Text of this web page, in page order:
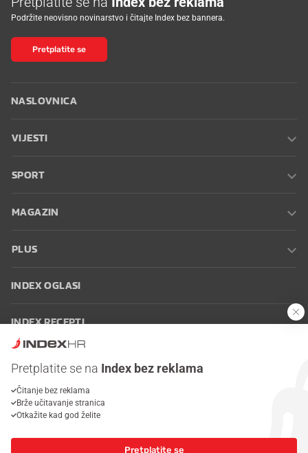
Podržite neovisno novinarstvo i čitajte Index bez bannera.
Pretplatite se
NASLOVNICA
VIJESTI
SPORT
MAGAZIN
PLUS
INDEX OGLASI
INDEX RECEPTI
Oglašavanje Zaposli se na Indexu
korištenja
Postavke kolačića
Pretplatite se na Index bez reklama
Čitanje bez reklama
Brže učitavanje stranica
Otkažite kad god želite
Pretplatite se